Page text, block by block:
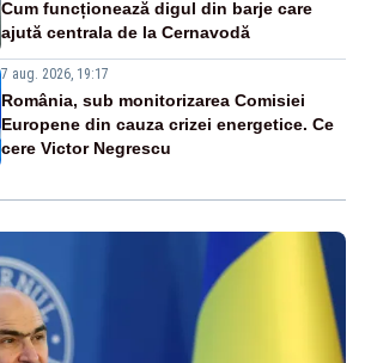
Cum funcționează digul din barje care
ajută centrala de la Cernavodă
7 aug. 2026, 19:17
România, sub monitorizarea Comisiei
Europene din cauza crizei energetice. Ce
cere Victor Negrescu